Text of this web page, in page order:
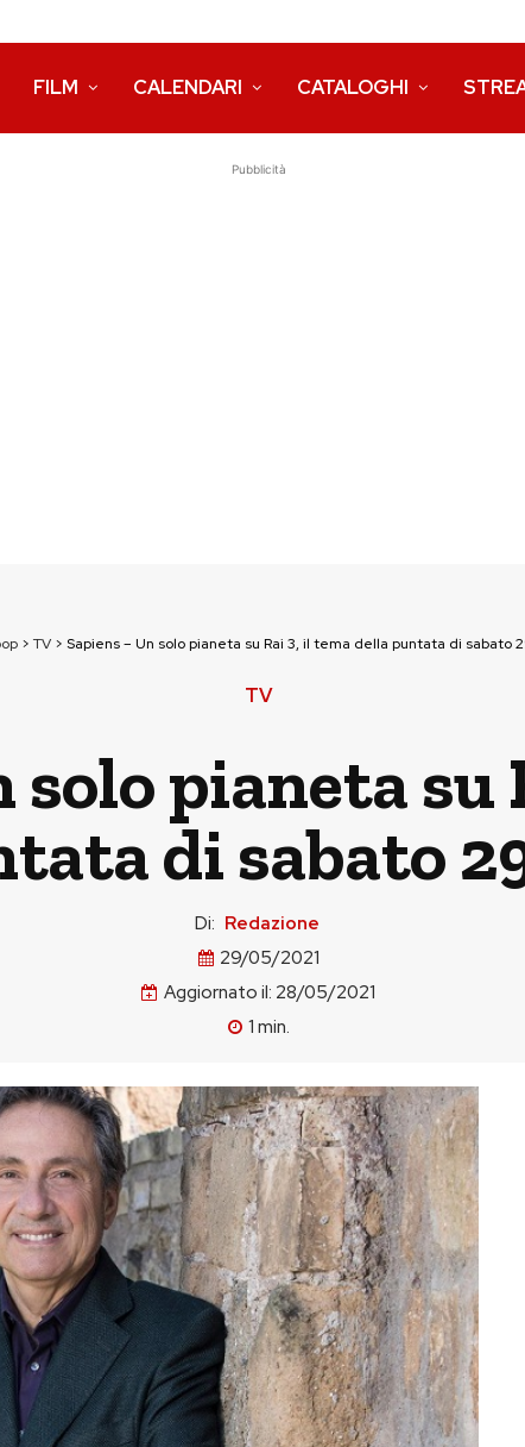
FILM CALENDARI CATALOGHI
Pubblicità
> TV> Sapiens – Un solo pianeta su Rai 3, il tema della puntata di sabato
TV
solo pianeta su
di sabato
Di: Redazione
29/05/2021
Aggiornato il: 28/05/2021
1 min.